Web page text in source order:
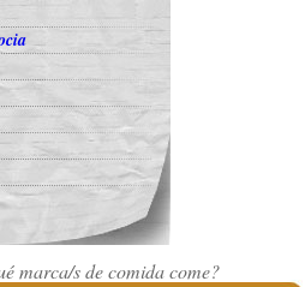
marca/s de comida come?